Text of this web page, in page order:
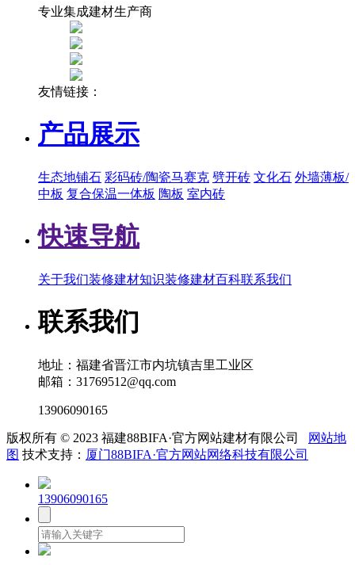
专业集成建材生产商
友情链接：
产品展示
生态地铺石 彩码砖/陶瓷马赛克 劈开砖 文化石 外墙薄板/
中板 复合保温一体板 陶板 室内砖
快速导航
关于我们装修建材知识装修建材百科联系我们
联系我们
地址：福建省晋江市内坑镇吉里工业区
邮箱：31769512@qq.com
13906090165
版权所有 © 2023 福建88BIFA·官方网站建材有限公司
网站地
图 技术支持： 厦门88BIFA·官方网站网络科技有限公司
13906090165